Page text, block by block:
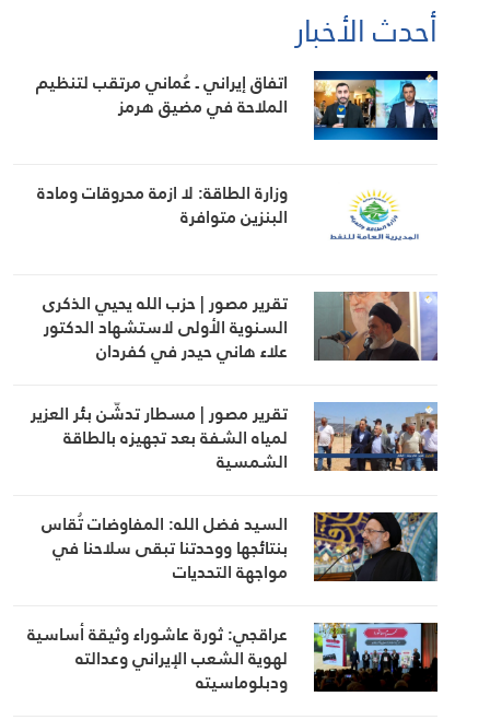
أحدث الأخبار
اتفاق إيراني ـ عُماني مرتقب لتنظيم
الملاحة في مضيق هرمز
وزارة الطاقة: لا ازمة محروقات ومادة
البنزين متوافرة
تقرير مصور | حزب الله يحيي الذكرى
السنوية الأولى لاستشهاد الدكتور
علاء هاني حيدر في كفردان
تقرير مصور | مسطار تدشّن بئر العزير
لمياه الشفة بعد تجهيزه بالطاقة
الشمسية
السيد فضل الله: المفاوضات تُقاس
بنتائجها ووحدتنا تبقى سلاحنا في
مواجهة التحديات
عراقجي: ثورة عاشوراء وثيقة أساسية
لهوية الشعب الإيراني وعدالته
ودبلوماسيته